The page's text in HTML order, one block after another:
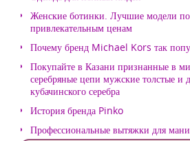
Женские ботинки. Лучшие модели
привлекательным ценам
Почему бренд Michael Kors так
Покупайте в Казани признанные в
серебряные цепи мужские толстые и
кубачинского серебра
История бренда Pinko
Профессиональные вытяжки для